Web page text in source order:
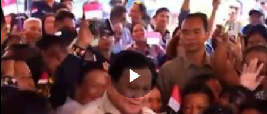
Memutarkan